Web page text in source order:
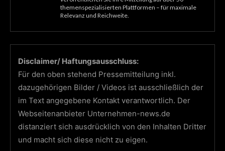
themenspezialisierten Plattformen – für maximale
Relevanz und Reichweite.
Disclaimer/ Haftungsausschluss:
Für den oben stehend Pressemitteilung inkl.
dazugehörigen Bilder / Videos ist ausschließlich der
im Text angegebene Kontakt verantwortlich. Der
Webseitenanbieter Unternehmen-news.de
distanziert sich ausdrücklich von den Inhalten Dritter
und macht sich diese nicht zu eigen.